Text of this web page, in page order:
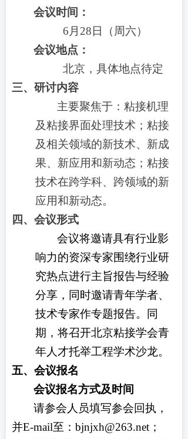
会议时间：
6月28日（周六）
会议地点：
北京，具体地点待定
三、 研讨内容
主要聚焦于：粘接机理
及粘接界面处理技术；粘接
及相关领域的新技术、新成
果、新应用和新动态；粘接
技术在跨学科、跨领域的新
应用和新动态。
四、 会议形式
会议将邀请具有行业影
响力的资深专家围绕行业研
究热点进行主旨报告与经验
分享，同时邀请青年学者、
技术专家作专题报告。同
期，将召开北京粘接学会青
年人才托举工程学术沙龙。
五、会议报名
会议报名方式及时间
请参会人员填写参会回执，
并E-mail至： bjnjxh@263.net；